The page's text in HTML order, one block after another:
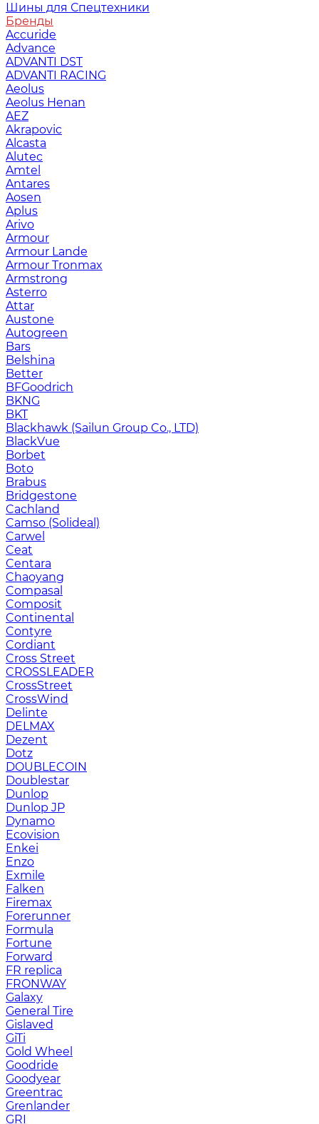
Шины для Спецтехники
Бренды
Accuride
Advance
ADVANTI DST
ADVANTI RACING
Aeolus
Aeolus Henan
AEZ
Akrapovic
Alcasta
Alutec
Amtel
Antares
Aosen
Aplus
Arivo
Armour
Armour Lande
Armour Tronmax
Armstrong
Asterro
Attar
Austone
Autogreen
Bars
Belshina
Better
BFGoodrich
BKNG
BKT
Blackhawk (Sailun Group Co., LTD)
BlackVue
Borbet
Boto
Brabus
Bridgestone
Cachland
Camso (Solideal)
Carwel
Ceat
Centara
Chaoyang
Compasal
Composit
Continental
Contyre
Cordiant
Cross Street
CROSSLEADER
CrossStreet
CrossWind
Delinte
DELMAX
Dezent
Dotz
DOUBLECOIN
Doublestar
Dunlop
Dunlop JP
Dynamo
Ecovision
Enkei
Enzo
Exmile
Falken
Firemax
Forerunner
Formula
Fortune
Forward
FR replica
FRONWAY
Galaxy
General Tire
Gislaved
GiTi
Gold Wheel
Goodride
Goodyear
Greentrac
Grenlander
GRI